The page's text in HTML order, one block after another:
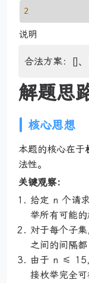
2
说明
合法方案：[]
解题思
核心思想
本题的核心在于
法性。
关键观察：
给定 n 个请
举所有可能
对于每个子
之间的间隔
由于 n ≤ 15
接枚举完全可